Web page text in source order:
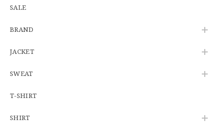
SALE
BRAND
JACKET
SWEAT
T-SHIRT
SHIRT